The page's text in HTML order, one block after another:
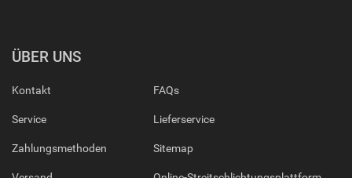
ÜBER UNS
Kontakt
Service
Zahlungsmethoden
FAQs
Lieferservice
Sitemap